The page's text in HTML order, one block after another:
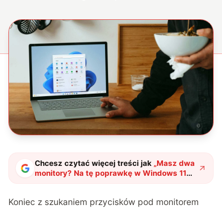
Chcesz czytać więcej treści jak „Masz dwa
monitory? Na tę poprawkę w Windows 11
czekałeś latami"?
Koniec z szukaniem przycisków pod monitorem